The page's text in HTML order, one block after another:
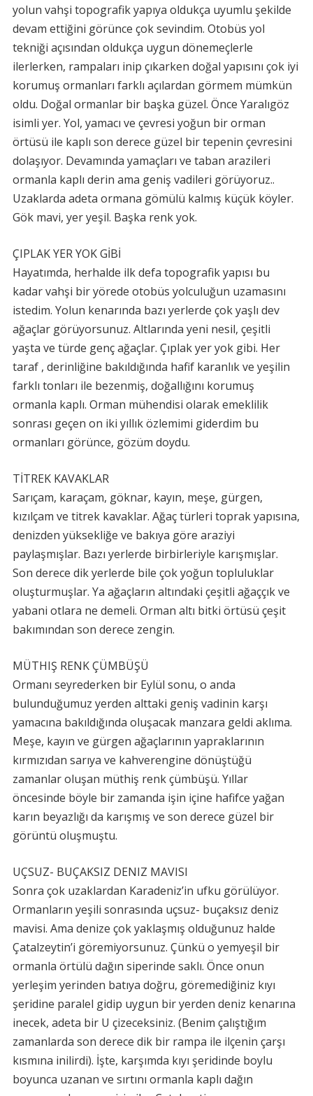
yolun vahşi topografik yapıya oldukça uyumlu şekilde
devam ettiğini görünce çok sevindim. Otobüs yol
tekniği açısından oldukça uygun dönemeçlerle
ilerlerken, rampaları inip çıkarken doğal yapısını çok iyi
korumuş ormanları farklı açılardan görmem mümkün
oldu. Doğal ormanlar bir başka güzel. Önce Yaralıgöz
isimli yer. Yol, yamacı ve çevresi yoğun bir orman
örtüsü ile kaplı son derece güzel bir tepenin çevresini
dolaşıyor. Devamında yamaçları ve taban arazileri
ormanla kaplı derin ama geniş vadileri görüyoruz..
Uzaklarda adeta ormana gömülü kalmış küçük köyler.
Gök mavi, yer yeşil. Başka renk yok.
ÇIPLAK YER YOK GİBİ
Hayatımda, herhalde ilk defa topografik yapısı bu
kadar vahşi bir yörede otobüs yolculuğun uzamasını
istedim. Yolun kenarında bazı yerlerde çok yaşlı dev
ağaçlar görüyorsunuz. Altlarında yeni nesil, çeşitli
yaşta ve türde genç ağaçlar. Çıplak yer yok gibi. Her
taraf , derinliğine bakıldığında hafif karanlık ve yeşilin
farklı tonları ile bezenmiş, doğallığını korumuş
ormanla kaplı. Orman mühendisi olarak emeklilik
sonrası geçen on iki yıllık özlemimi giderdim bu
ormanları görünce, gözüm doydu.
TİTREK KAVAKLAR
Sarıçam, karaçam, göknar, kayın, meşe, gürgen,
kızılçam ve titrek kavaklar. Ağaç türleri toprak yapısına,
denizden yüksekliğe ve bakıya göre araziyi
paylaşmışlar. Bazı yerlerde birbirleriyle karışmışlar.
Son derece dik yerlerde bile çok yoğun topluluklar
oluşturmuşlar. Ya ağaçların altındaki çeşitli ağaççık ve
yabani otlara ne demeli. Orman altı bitki örtüsü çeşit
bakımından son derece zengin.
MÜTHIŞ RENK ÇÜMBÜŞÜ
Ormanı seyrederken bir Eylül sonu, o anda
bulunduğumuz yerden alttaki geniş vadinin karşı
yamacına bakıldığında oluşacak manzara geldi aklıma.
Meşe, kayın ve gürgen ağaçlarının yapraklarının
kırmızıdan sarıya ve kahverengine dönüştüğü
zamanlar oluşan müthiş renk çümbüşü. Yıllar
öncesinde böyle bir zamanda işin içine hafifce yağan
karın beyazlığı da karışmış ve son derece güzel bir
görüntü oluşmuştu.
UÇSUZ- BUÇAKSIZ DENIZ MAVISI
Sonra çok uzaklardan Karadeniz’in ufku görülüyor.
Ormanların yeşili sonrasında uçsuz- buçaksız deniz
mavisi. Ama denize çok yaklaşmış olduğunuz halde
Çatalzeytin’i göremiyorsunuz. Çünkü o yemyeşil bir
ormanla örtülü dağın siperinde saklı. Önce onun
yerleşim yerinden batıya doğru, göremediğiniz kıyı
şeridine paralel gidip uygun bir yerden deniz kenarına
inecek, adeta bir U çizeceksiniz. (Benim çalıştığım
zamanlarda son derece dik bir rampa ile ilçenin çarşı
kısmına inilirdi). İşte, karşımda kıyı şeridinde boylu
boyunca uzanan ve sırtını ormanla kaplı dağın